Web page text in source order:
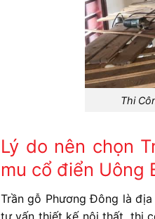
Thi
Lý do nên chọn
mu cổ điển Uông
Trần gỗ Phương Đông là